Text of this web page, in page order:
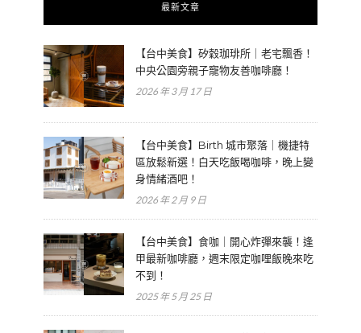
最新文章
【台中美食】矽穀珈琲所｜老宅飄香！
中央公園旁親子寵物友善咖啡廳！
2026 年 3 月 17 日
【台中美食】Birth 城市聚落｜機捷特
區放鬆新選！白天吃飯喝咖啡，晚上變
身情緒酒吧！
2026 年 2 月 9 日
【台中美食】食咖｜開心炸彈來襲！逢
甲最新咖啡廳，週末限定咖哩飯晚來吃
不到！
2025 年 5 月 25 日